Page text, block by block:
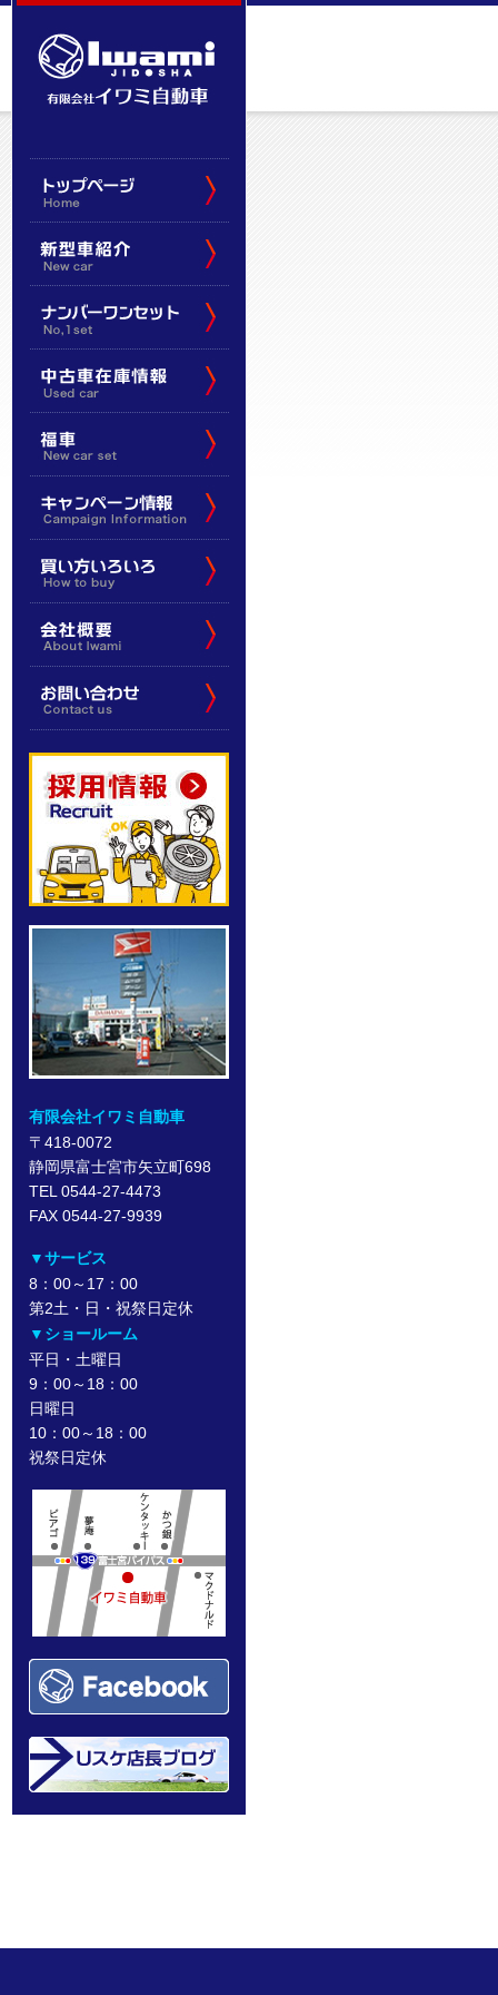
有限会社イワミ自動車
〒418-0072
静岡県富士宮市矢立町698
TEL 0544-27-4473
FAX 0544-27-9939
▼サービス
8：00～17：00
第2土・日・祝祭日定休
▼ショールーム
平日・土曜日
9：00～18：00
日曜日
10：00～18：00
祝祭日定休